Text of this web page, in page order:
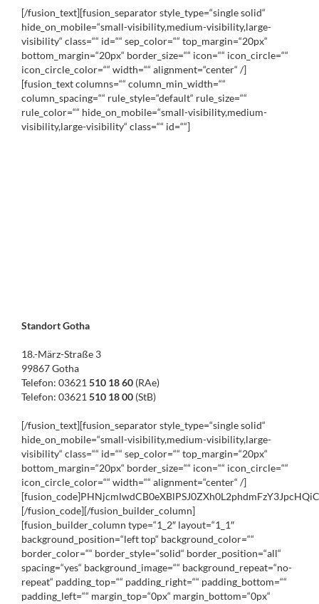
[/fusion_text][fusion_separator style_type=“single solid“
hide_on_mobile=“small-visibility,medium-visibility,large-
visibility“ class=““ id=““ sep_color=““ top_margin=“20px“
bottom_margin=“20px“ border_size=““ icon=““ icon_circle=““
icon_circle_color=““ width=““ alignment=“center“ /]
[fusion_text columns=““ column_min_width=““
column_spacing=““ rule_style=“default“ rule_size=““
rule_color=““ hide_on_mobile=“small-visibility,medium-
visibility,large-visibility“ class=““ id=““]
Standort Gotha
18.-März-Straße 3
99867 Gotha
Telefon: 03621 510 18 60 (RAe)
Telefon: 03621 510 18 00 (StB)
[/fusion_text][fusion_separator style_type=“single solid“
hide_on_mobile=“small-visibility,medium-visibility,large-
visibility“ class=““ id=““ sep_color=““ top_margin=“20px“
bottom_margin=“20px“ border_size=““ icon=““ icon_circle=““
icon_circle_color=““ width=““ alignment=“center“ /]
[/fusion_code][/fusion_builder_column]
[fusion_builder_column type=“1_2″ layout=“1_1″
background_position=“left top“ background_color=““
border_color=““ border_style=“solid“ border_position=“all“
spacing=“yes“ background_image=““ background_repeat=“no-
repeat“ padding_top=““ padding_right=““ padding_bottom=““
padding_left=““ margin_top=“0px“ margin_bottom=“0px“